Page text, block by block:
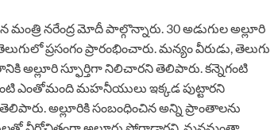
నరేంద్ర మోదీ పాల్గొన్నారు. 30 అడుగుల అల్లూరి
ప్రసంగం ప్రారంభించారు. మన్యం వీరుడు, తెలుగు
స్ఫూర్తిగా నిలిచారని తెలిపారు. కన్నెగంటి
వంటి ఎంతోమంది మహనీయులు ఇక్కడ పుట్టారని
అల్లూరికి సంబంధించిన అన్ని ప్రాంతాలను